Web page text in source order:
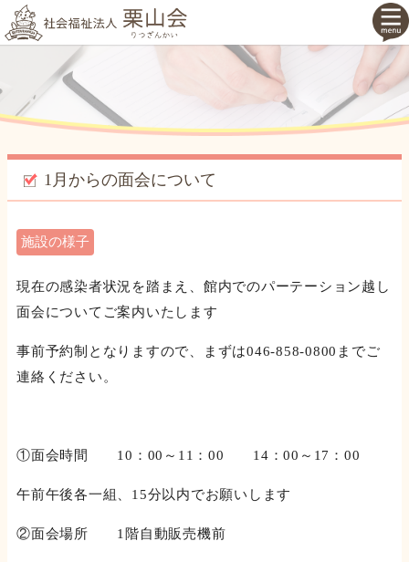
1月からの面会について
施設の様子
現在の感染者状況を踏まえ、館内でのパーテーション越し
面会についてご案内いたします
事前予約制となりますので、まずは046-858-0800までご
連絡ください。
①面会時間 10：00～11：00 14：00～17：00
午前午後各一組、15分以内でお願いします
②面会場所 1階自動販売機前